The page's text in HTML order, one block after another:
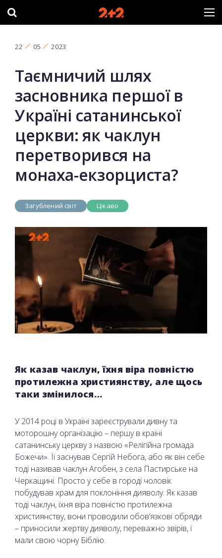
22 05 2023
Таємничий шлях
засновника першої в
Україні сатанинської
церкви: як чаклун
перетворився на
монаха-екзорциста?
Загублений світ Цікаво
Як казав чаклун, їхня віра повністю
протилежна християнству, але щось
таки змінилося…
У 2014 році в Україні зареєстрували дивну та
моторошну організацію – першу в країні
сатанинську церкву з назвою «Релігійна громада
Божечи». Її заснував Сергій Небога, або як він себе
тоді називав чаклун Агобен, з села Пастирське на
Черкащині. Просто у себе в городі чоловік
побудував храм для поклоніння дияволу. Як казав
тоді чаклун, їхня віра повністю протилежна
християнству, вони проводили обов’язкові обряди
– приносили жертву дияволу, переважно звірів, і
мали свою чорну Біблію.